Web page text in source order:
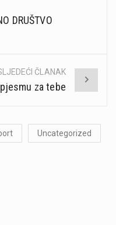
DRUŠTVO
ČLANAK
za tebe
Uncategorized